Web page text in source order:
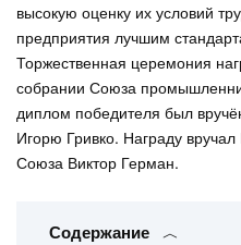
высокую оценку их условий
предприятия лучшим
Торжественная церемония
собрании Союза
диплом победителя был
Игорю Гривко. Награду
Союза Виктор Герман.
Содержание